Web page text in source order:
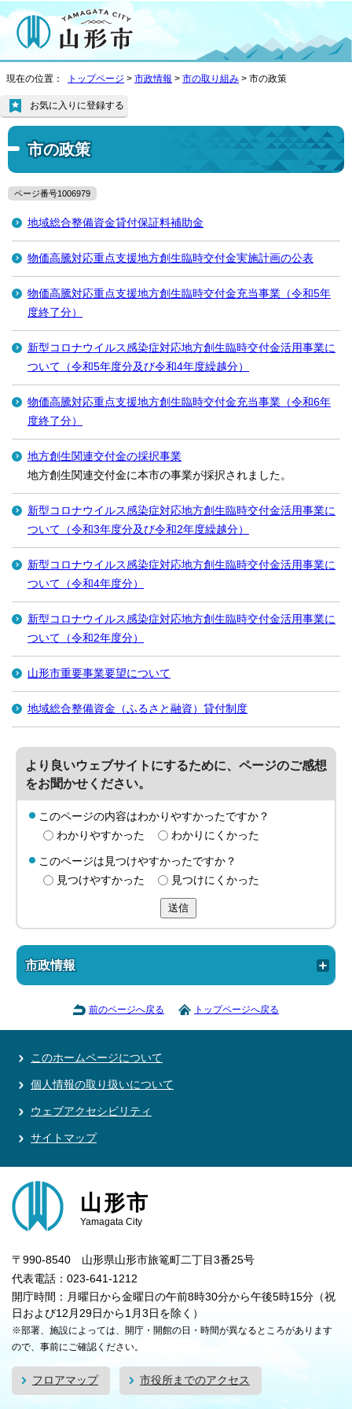
現在の位置： トップページ > 市政情報 > 市の取り組み > 市の政策
市の政策
お気に入りに登録する
ページ番号1006979
地域総合整備資金貸付保証料補助金
物価高騰対応重点支援地方創生臨時交付金実施計画の公表
物価高騰対応重点支援地方創生臨時交付金充当事業（令和5年
度終了分）
新型コロナウイルス感染症対応地方創生臨時交付金活用事業に
ついて（令和5年度分及び令和4年度繰越分）
物価高騰対応重点支援地方創生臨時交付金充当事業（令和6年
度終了分）
地方創生関連交付金の採択事業
地方創生関連交付金に本市の事業が採択されました。
新型コロナウイルス感染症対応地方創生臨時交付金活用事業に
ついて（令和3年度分及び令和2年度繰越分）
新型コロナウイルス感染症対応地方創生臨時交付金活用事業に
ついて（令和4年度分）
新型コロナウイルス感染症対応地方創生臨時交付金活用事業に
ついて（令和2年度分）
山形市重要事業要望について
地域総合整備資金（ふるさと融資）貸付制度
より良いウェブサイトにするために、ページのご感想
をお聞かせください。
このページの内容はわかりやすかったですか？
わかりやすかった
わかりにくかった
このページは見つけやすかったですか？
見つけやすかった
見つけにくかった
送信
市政情報
前のページへ戻る トップページへ戻る
このホームページについて
個人情報の取り扱いについて
ウェブアクセシビリティ
サイトマップ
山形市
Yamagata City
〒990-8540 山形県山形市旅篭町二丁目3番25号
代表電話：023-641-1212
開庁時間：月曜日から金曜日の午前8時30分から午後5時15分（祝
日および12月29日から1月3日を除く）
※部署、施設によっては、開庁・開館の日・時間が異なるところがあります
ので、事前にご確認ください。
フロアマップ 市役所までのアクセス